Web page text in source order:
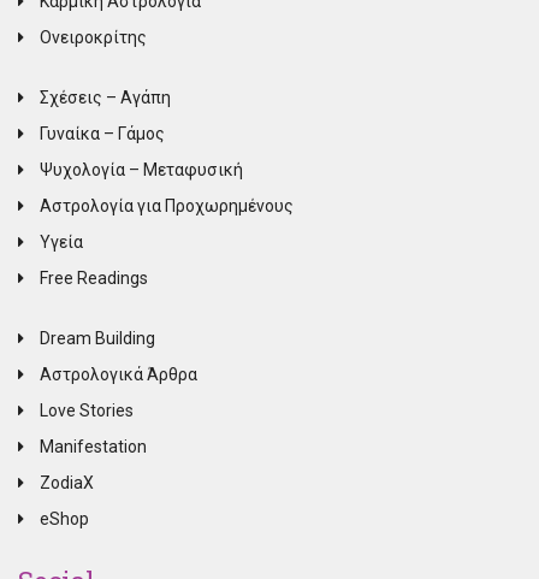
Ονειροκρίτης
Σχέσεις – Αγάπη
Γυναίκα – Γάμος
Ψυχολογία – Μεταφυσική
Αστρολογία για Προχωρημένους
Υγεία
Free Readings
Dream Building
Αστρολογικά Άρθρα
Love Stories
Manifestation
ZodiaX
eShop